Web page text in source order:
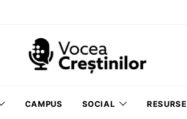
CAMPUS SOCIAL RESURSE